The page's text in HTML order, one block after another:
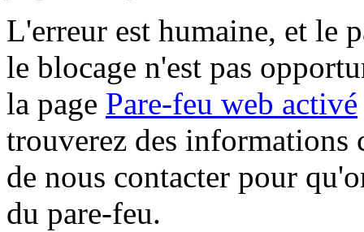
L'erreur est humaine, et le
le blocage n'est pas
la page Pare-feu web activé
trouverez des informations
de nous contacter pour
du pare-feu.